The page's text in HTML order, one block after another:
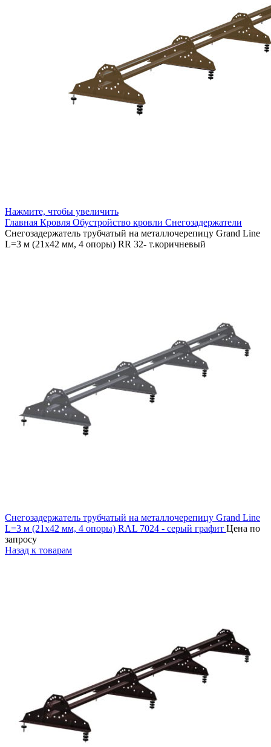
Нажмите, чтобы увеличить
Главная Кровля Обустройство кровли Снегозадержатели
Снегозадержатель трубчатый на металлочерепицу Grand Line
L=3 м (21х42 мм, 4 опоры) RR 32- т.коричневый
Снегозадержатель трубчатый на металлочерепицу Grand Line
L=3 м (21х42 мм, 4 опоры) RAL 7024 - серый графит Цена по
запросу
Назад к товарам